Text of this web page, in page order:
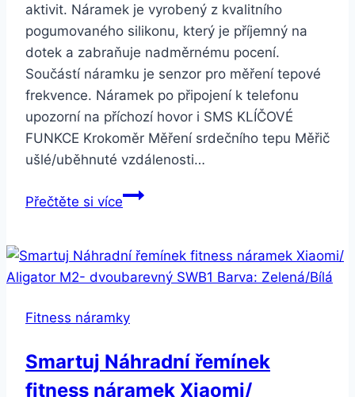
aktivit. Náramek je vyrobený z kvalitního
pogumovaného silikonu, který je příjemný na
dotek a zabraňuje nadměrnému pocení.
Součástí náramku je senzor pro měření tepové
frekvence. Náramek po připojení k telefonu
upozorní na příchozí hovor i SMS KLÍČOVÉ
FUNKCE Krokoměr Měření srdečního tepu Měřič
ušlé/uběhnuté vzdálenosti…
Přečtěte si víceSmartuj
M115
HR
5
SMW00022
Barva:
Fitness náramky
Smartuj Náhradní řemínek
fitness náramek Xiaomi/